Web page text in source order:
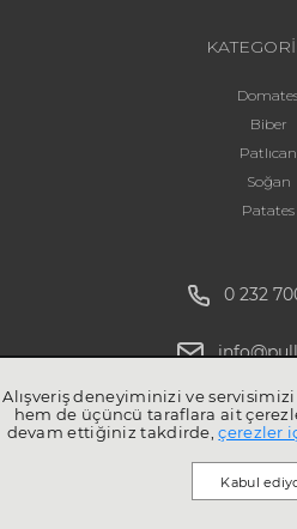
Biber
Patlıcan
Soğan
Patates
0 232
Alışveriş deneyiminizi ve
hem de üçüncü taraflara ait
devam ettiğiniz takdirde,çerezler
Kabul